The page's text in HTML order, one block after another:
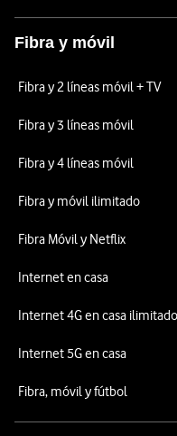
Fibra y móvil
Fibra y 2 líneas móvil + TV
Fibra y 3 líneas móvil
Fibra y 4 líneas móvil
Fibra y móvil ilimitado
Fibra Móvil y Netflix
Internet en casa
Internet 4G en casa ilimitado
Internet 5G en casa
Fibra, móvil y fútbol